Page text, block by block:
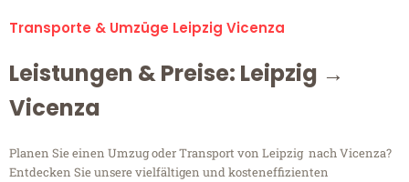
Transporte & Umzüge Leipzig Vicenza
Leistungen & Preise: Leipzig →
Vicenza
Planen Sie einen Umzug oder Transport von Leipzig nach Vicenza?
Entdecken Sie unsere vielfältigen und kosteneffizienten